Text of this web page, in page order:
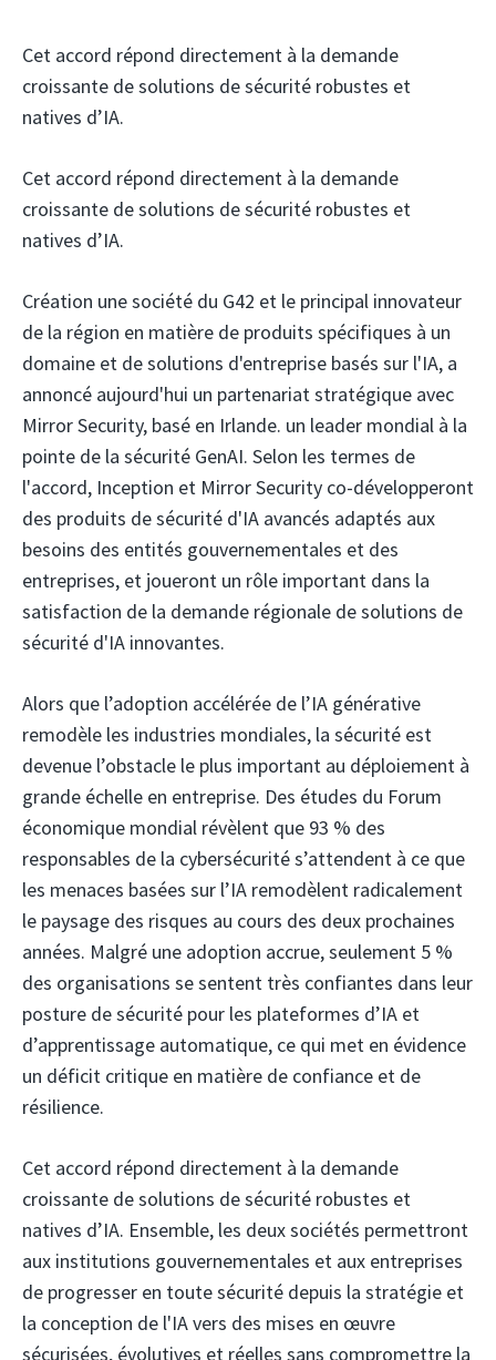
Cet accord répond directement à la demande
croissante de solutions de sécurité robustes et
natives d’IA.
Cet accord répond directement à la demande
croissante de solutions de sécurité robustes et
natives d’IA.
Création une société du G42 et le principal innovateur
de la région en matière de produits spécifiques à un
domaine et de solutions d'entreprise basés sur l'IA, a
annoncé aujourd'hui un partenariat stratégique avec
Mirror Security, basé en Irlande. un leader mondial à la
pointe de la sécurité GenAI. Selon les termes de
l'accord, Inception et Mirror Security co-développeront
des produits de sécurité d'IA avancés adaptés aux
besoins des entités gouvernementales et des
entreprises, et joueront un rôle important dans la
satisfaction de la demande régionale de solutions de
sécurité d'IA innovantes.
Alors que l’adoption accélérée de l’IA générative
remodèle les industries mondiales, la sécurité est
devenue l’obstacle le plus important au déploiement à
grande échelle en entreprise. Des études du Forum
économique mondial révèlent que 93 % des
responsables de la cybersécurité s’attendent à ce que
les menaces basées sur l’IA remodèlent radicalement
le paysage des risques au cours des deux prochaines
années. Malgré une adoption accrue, seulement 5 %
des organisations se sentent très confiantes dans leur
posture de sécurité pour les plateformes d’IA et
d’apprentissage automatique, ce qui met en évidence
un déficit critique en matière de confiance et de
résilience.
Cet accord répond directement à la demande
croissante de solutions de sécurité robustes et
natives d’IA. Ensemble, les deux sociétés permettront
aux institutions gouvernementales et aux entreprises
de progresser en toute sécurité depuis la stratégie et
la conception de l'IA vers des mises en œuvre
sécurisées, évolutives et réelles sans compromettre la